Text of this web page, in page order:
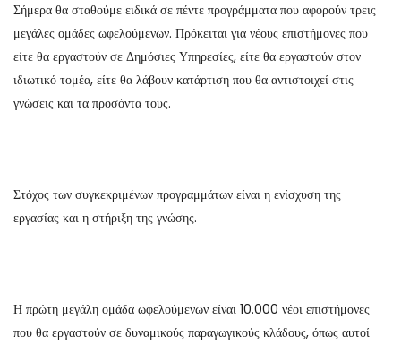
Σήμερα θα σταθούμε ειδικά σε πέντε προγράμματα που αφορούν τρεις
μεγάλες ομάδες ωφελούμενων. Πρόκειται για νέους επιστήμονες που
είτε θα εργαστούν σε Δημόσιες Υπηρεσίες, είτε θα εργαστούν στον
ιδιωτικό τομέα, είτε θα λάβουν κατάρτιση που θα αντιστοιχεί στις
γνώσεις και τα προσόντα τους.
Στόχος των συγκεκριμένων προγραμμάτων είναι η ενίσχυση της
εργασίας και η στήριξη της γνώσης.
Η πρώτη μεγάλη ομάδα ωφελούμενων είναι 10.000 νέοι επιστήμονες
που θα εργαστούν σε δυναμικούς παραγωγικούς κλάδους, όπως αυτοί